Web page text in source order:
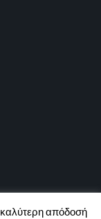
καλύτερη απόδοσή